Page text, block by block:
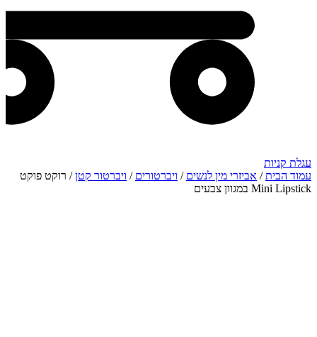
עגלת קניות
עמוד הבית/ אביזרי מין לנשים / ויברטורים / ויברטור קטן/ רוקט פוקט
Mini Lipstick במגוון צבעים